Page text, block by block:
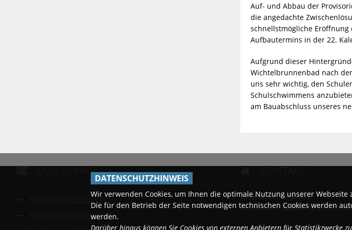
Auf- und Abbau der
die angedachte
schnellstmögliche
Aufbautermins in der 22.
Aufgrund dieser
Wichtelbrunnenbad nach
uns sehr wichtig, den
Schulschwimmens
am Bauabschluss unseres
QUICKLINKS
Mitarbeiterverzeichnis
Ratsinformationssystem
KONTAKT
Gemeinde Niestetal
Dr.-Walter-Lübcke-Platz 1,
DATENSCHUTZHINWEIS
Wir verwenden Cookies, um Ihnen die optimale Nutzung unserer Webseite
Die für den Betrieb der Seite notwendigen technischen Cookies werden
werden.
Darüber hinaus können Sie Cookies von externen Anbietern für Statistikzwecke